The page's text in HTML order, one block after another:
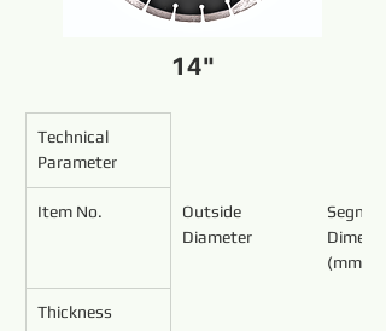
14"
Technical
Parameter
Item No.
Outside
Diameter
(mm)
Thickness